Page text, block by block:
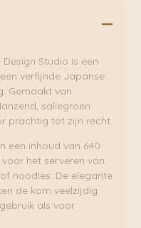
Studio is een
verfijnde Japanse
Gemaakt van
saliegroen
prachtig tot zijn recht.
een inhoud van 640
het serveren van
noodles. De elegante
de kom veelzijdig
als voor